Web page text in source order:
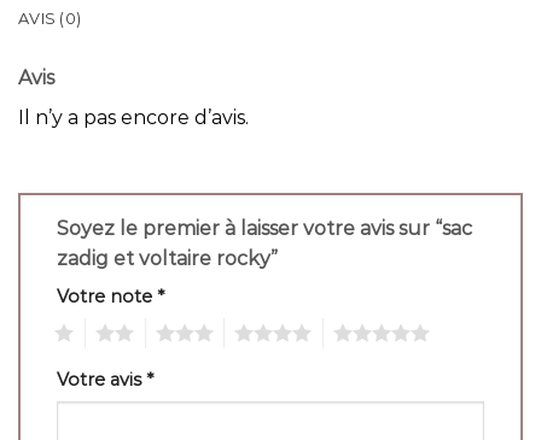
AVIS (0)
Avis
Il n’y a pas encore d’avis.
Soyez le premier à laisser votre avis sur “sac
zadig et voltaire rocky”
Votre note *
Votre avis*